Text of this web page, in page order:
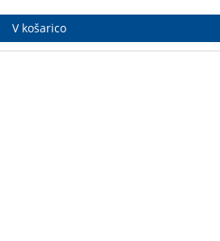
V košarico